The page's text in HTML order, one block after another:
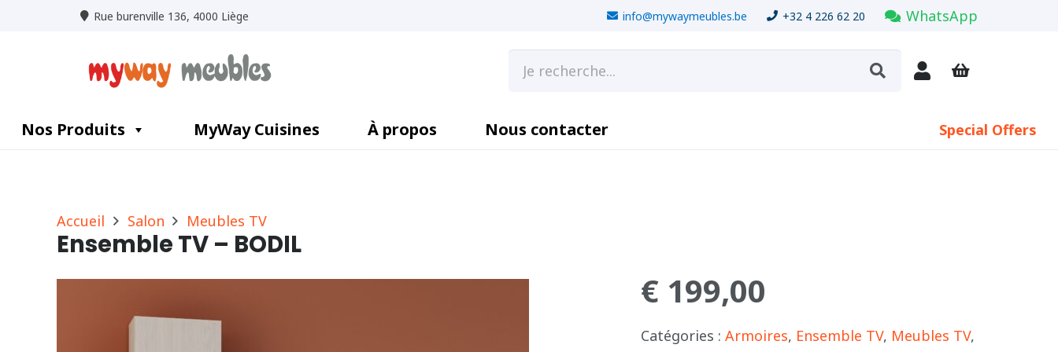
Rue burenville 136, 4000 Liège info@mywaymeubles.be +32 4 226 62 20 WhatsApp
Nos Produits MyWay Cuisines À propos Nous contacter Special Offers
Accueil Salon Meubles TV
Ensemble TV – BODIL
€199,00
Catégories : Armoires, Ensemble TV, Meubles TV,